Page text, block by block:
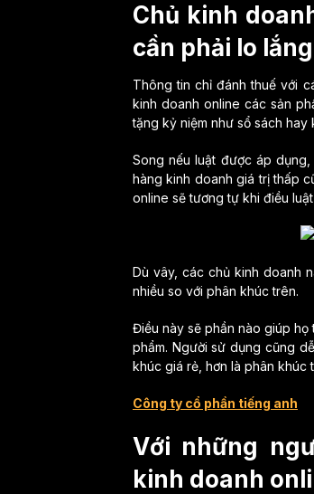
Chủ kinh
cần phải lo lắng
Thông tin chỉ đánh thuế với
kinh doanh online các sản
tặng kỷ niệm như sổ sách
Song nếu luật được áp
hàng kinh doanh giá trị thấp
online sẽ tương tự khi điều
Dù vây, các chủ kinh doanh
nhiều so với phân khúc trên.
Điều này sẽ phần nào giúp
phẩm. Người sử dụng cũng
khúc giá rẻ, hơn là phân khúc
Công ty cổ phần tiếng anh
Với những
kinh doanh